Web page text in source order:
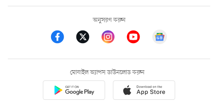
অনুসরণ করুন
মোবাইল অ্যাপস ডাউনলোড করুন